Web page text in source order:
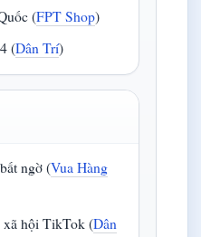
(FPT Shop)
(Dân Trí)
ngờ (Vua Hàng
xã hội TikTok (Dân